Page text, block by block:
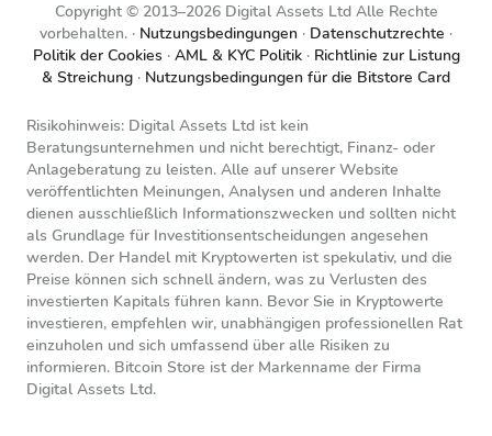
Copyright © 2013–2026 Digital Assets Ltd Alle Rechte
vorbehalten.
Nutzungsbedingungen
Datenschutzrechte
Politik der Cookies
AML & KYC Politik
Richtlinie zur Listung
& Streichung
Nutzungsbedingungen für die Bitstore Card
Risikohinweis: Digital Assets Ltd ist kein
Beratungsunternehmen und nicht berechtigt, Finanz- oder
Anlageberatung zu leisten. Alle auf unserer Website
veröffentlichten Meinungen, Analysen und anderen Inhalte
dienen ausschließlich Informationszwecken und sollten nicht
als Grundlage für Investitionsentscheidungen angesehen
werden. Der Handel mit Kryptowerten ist spekulativ, und die
Preise können sich schnell ändern, was zu Verlusten des
investierten Kapitals führen kann. Bevor Sie in Kryptowerte
investieren, empfehlen wir, unabhängigen professionellen Rat
einzuholen und sich umfassend über alle Risiken zu
informieren. Bitcoin Store ist der Markenname der Firma
Digital Assets Ltd.